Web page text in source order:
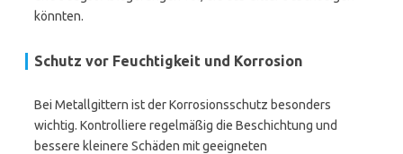
könnten.
Schutz vor Feuchtigkeit und Korrosion
Bei Metallgittern ist der Korrosionsschutz besonders
wichtig. Kontrolliere regelmäßig die Beschichtung und
bessere kleinere Schäden mit geeigneten